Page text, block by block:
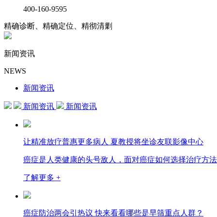
400-160-9595
精确诊断、精确定位、精彻清剿
新闻资讯
NEWS
新闻资讯
新闻资讯 新闻资讯
让精准放疗普惠更多病人 夏教授将坐诊友联影像中心
癌症是人类健康的头号敌人，面对癌症如何选择治疗方
了解更多 +
癌症防治两会引热议 快来看看哪些是早筛重点人群？